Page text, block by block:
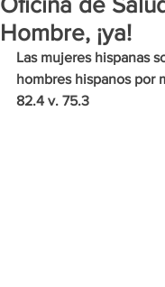
Hombre, ¡ya!
Las mujeres hispanas
hombres hispanos por
82.4 v. 75.3